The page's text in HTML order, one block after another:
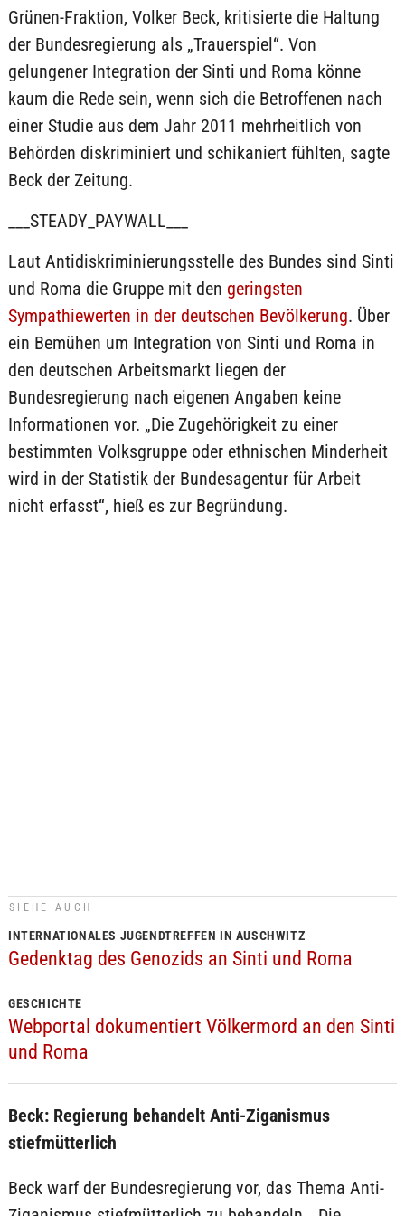
Grünen-Fraktion, Volker Beck, kritisierte die Haltung
der Bundesregierung als „Trauerspiel“. Von
gelungener Integration der Sinti und Roma könne
kaum die Rede sein, wenn sich die Betroffenen nach
einer Studie aus dem Jahr 2011 mehrheitlich von
Behörden diskriminiert und schikaniert fühlten, sagte
Beck der Zeitung.
___STEADY_PAYWALL___
Laut Antidiskriminierungsstelle des Bundes sind Sinti
und Roma die Gruppe mit den geringsten
Sympathiewerten in der deutschen Bevölkerung. Über
ein Bemühen um Integration von Sinti und Roma in
den deutschen Arbeitsmarkt liegen der
Bundesregierung nach eigenen Angaben keine
Informationen vor. „Die Zugehörigkeit zu einer
bestimmten Volksgruppe oder ethnischen Minderheit
wird in der Statistik der Bundesagentur für Arbeit
nicht erfasst“, hieß es zur Begründung.
SIEHE AUCH
INTERNATIONALES JUGENDTREFFEN IN AUSCHWITZ
Gedenktag des Genozids an Sinti und Roma
GESCHICHTE
Webportal dokumentiert Völkermord an den Sinti
und Roma
Beck: Regierung behandelt Anti-Ziganismus
stiefmütterlich
Beck warf der Bundesregierung vor, das Thema Anti-